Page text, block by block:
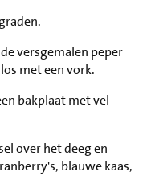
versgemalen peper
met een vork.
bakplaat met vel
over het deeg en
blauwe kaas,